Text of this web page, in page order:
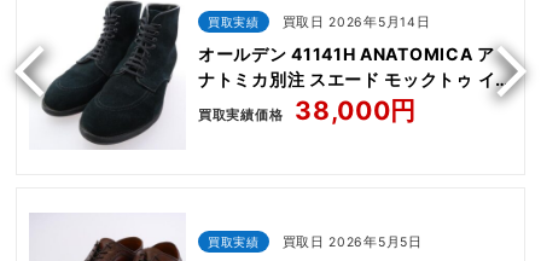
買取実績 買取日 2026年5月14日
オールデン 41141H ANATOMICA ア
ナトミカ別注 スエード モックトゥ イ
ンディー ブーツ
買取実績価格 38,000円
買取実績 買取日 2026年5月5日